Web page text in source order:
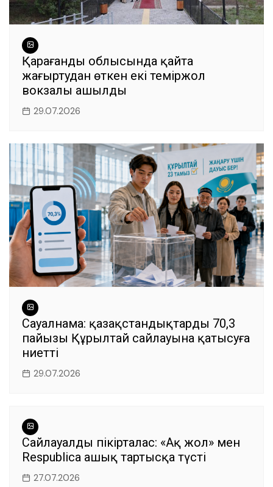
Қарағанды облысында қайта
жаңғыртудан өткен екі теміржол
вокзалы ашылды
29.07.2026
Сауалнама: қазақстандықтардың 70,3
пайызы Құрылтай сайлауына қатысуға
ниетті
29.07.2026
Сайлауалды пікірталас: «Ақ жол» мен
Respublica ашық тартысқа түсті
27.07.2026